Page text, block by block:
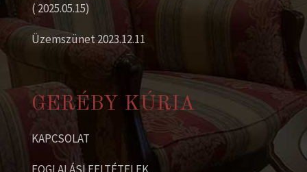
( 2025.05.15)
Üzemszünet 2023.12.11
GERÉBY KÚRIA
KAPCSOLAT